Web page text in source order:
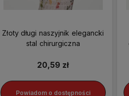
Złoty długi naszyjnik elegancki
stal chirurgiczna
20,59 zł
Powiadom o dostępności